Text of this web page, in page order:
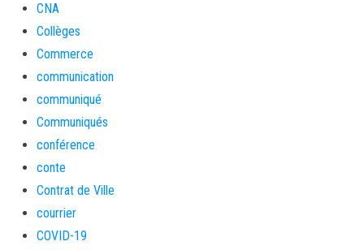
CNA
Collèges
Commerce
communication
communiqué
Communiqués
conférence
conte
Contrat de Ville
courrier
COVID-19